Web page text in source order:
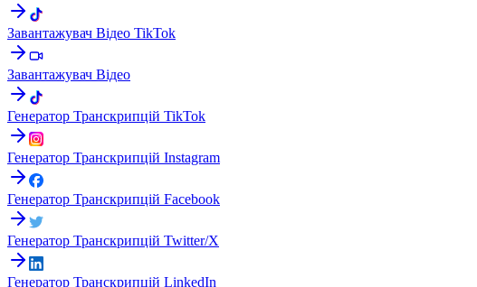
Завантажувач Відео TikTok
Завантажувач Відео
Генератор Транскрипцій TikTok
Генератор Транскрипцій Instagram
Генератор Транскрипцій Facebook
Генератор Транскрипцій Twitter/X
Генератор Транскрипцій LinkedIn